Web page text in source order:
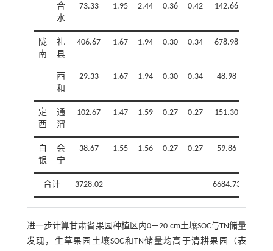
合计 3728.02 6684.73
合
水
73.33 1.95 2.44 0.36 0.42 142.66
陇
南
礼
县
406.67 1.67 1.94 0.30 0.34 678.98
西
和
29.33 1.67 1.94 0.30 0.34 48.98
定
西
通
渭
102.67 1.47 1.59 0.27 0.27 151.30
白
银
会
宁
38.67 1.55 1.56 0.27 0.27 59.86
进一步计算甘肃省果园种植区内0—20 cm土壤SOC与TN储量
发现，生草果园土壤SOC和TN储量均高于清耕果园（表